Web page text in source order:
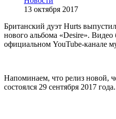
13 октября 2017
Британский дуэт Hurts
нового альбома «Desire». Видео
официальном YouTube-канале
Напоминаем, что релиз новой,
состоялся 29 сентября 2017 года.